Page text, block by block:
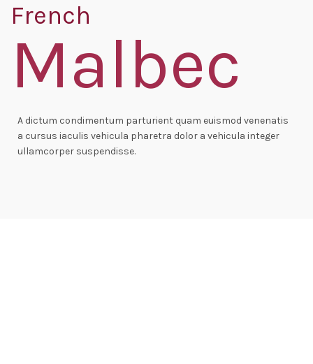
French
Malbec
A dictum condimentum parturient quam euismod venenatis
a cursus iaculis vehicula pharetra dolor a vehicula integer
ullamcorper suspendisse.